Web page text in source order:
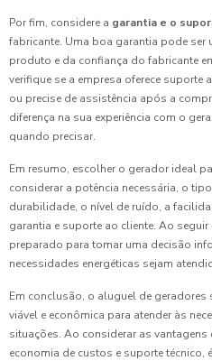
Por fim, considere a garantia e o
fabricante. Uma boa garantia pode
produto e da confiança do fabricante
verifique se a empresa oferece suporte
ou precise de assistência após a
diferença na sua experiência com o
quando precisar.
Em resumo, escolher o gerador ideal
considerar a potência necessária, o
durabilidade, o nível de ruído, a
garantia e suporte ao cliente. Ao
preparado para tomar uma decisão
necessidades energéticas sejam
Em conclusão, o aluguel de geradores
viável e econômica para atender às
situações. Ao considerar as
economia de custos e suporte